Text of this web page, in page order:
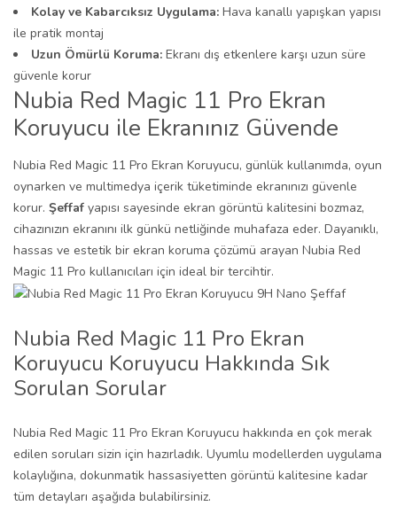
Kolay ve Kabarcıksız Uygulama: Hava kanallı yapışkan yapısı
ile pratik montaj
Uzun Ömürlü Koruma: Ekranı dış etkenlere karşı uzun süre
güvenle korur
Nubia Red Magic 11 Pro Ekran
Koruyucu ile Ekranınız Güvende
Nubia Red Magic 11 Pro Ekran Koruyucu, günlük kullanımda, oyun
oynarken ve multimedya içerik tüketiminde ekranınızı güvenle
korur. Şeffaf yapısı sayesinde ekran görüntü kalitesini bozmaz,
cihazınızın ekranını ilk günkü netliğinde muhafaza eder. Dayanıklı,
hassas ve estetik bir ekran koruma çözümü arayan Nubia Red
Magic 11 Pro kullanıcıları için ideal bir tercihtir.
Nubia Red Magic 11 Pro Ekran
Koruyucu Koruyucu Hakkında Sık
Sorulan Sorular
Nubia Red Magic 11 Pro Ekran Koruyucu hakkında en çok merak
edilen soruları sizin için hazırladık. Uyumlu modellerden uygulama
kolaylığına, dokunmatik hassasiyetten görüntü kalitesine kadar
tüm detayları aşağıda bulabilirsiniz.